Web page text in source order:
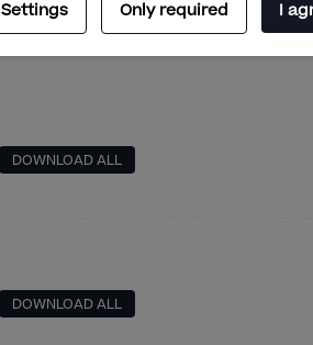
Settings Only required I
DOWNLOAD ALL
DOWNLOAD ALL